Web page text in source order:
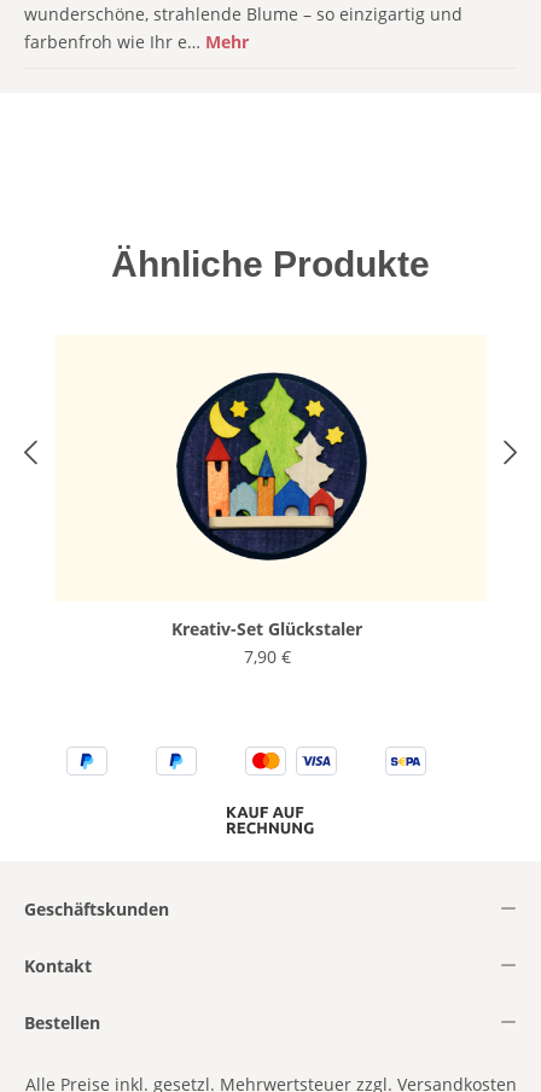
wunderschöne, strahlende Blume – so einzigartig und
farbenfroh wie Ihr e… Mehr
Produktgalerie überspringen
Ähnliche Produkte
Kreativ-Set Glückstaler
7,90 €
Geschäftskunden
Kontakt
Bestellen
Alle Preise inkl. gesetzl. Mehrwertsteuer zzgl. Versandkosten